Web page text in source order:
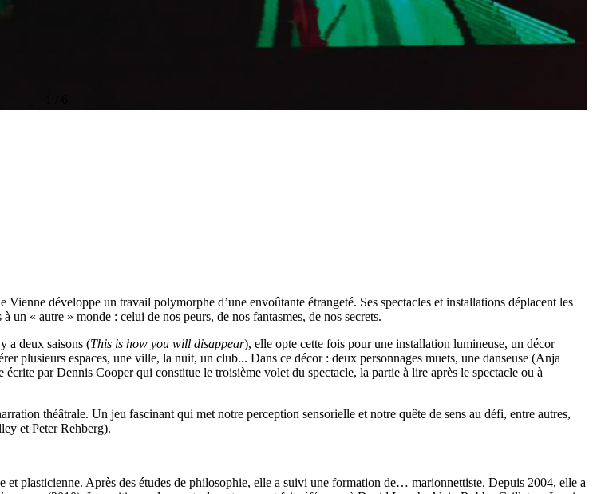
développe un travail polymorphe d’une envoûtante étrangeté. Ses spectacles et installations déplacent les
un « autre » monde : celui de nos peurs, de nos fantasmes, de nos secrets.
a deux saisons (This is how you will disappear), elle opte cette fois pour une installation lumineuse, un décor
plusieurs espaces, une ville, la nuit, un club... Dans ce décor : deux personnages muets, une danseuse (Anja
par Dennis Cooper qui constitue le troisième volet du spectacle, la partie à lire après le spectacle ou à
théâtrale. Un jeu fascinant qui met notre perception sensorielle et notre quête de sens au défi, entre autres,
et Peter Rehberg).
plasticienne. Après des études de philosophie, elle a suivi une formation de… marionnettiste. Depuis 2004, elle a